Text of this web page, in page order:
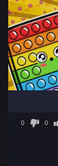
0 0